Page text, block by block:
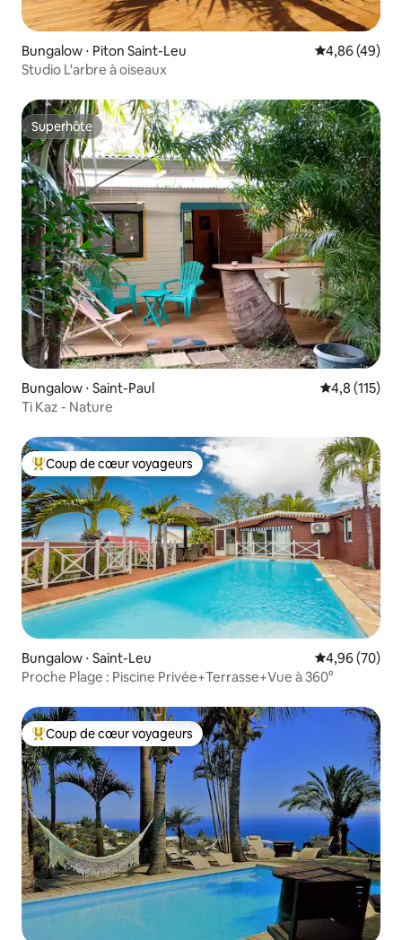
Bungalow ⋅ Piton Saint-Leu Évaluation
4,86 (49)
Studio L'arbre à oiseaux
Superhôte
Superhôte
Bungalow ⋅ Saint-Paul Évaluation
4,8 (115)
Ti Kaz - Nature
Coups de cœur voyageurs les plus appréciés
Coup de cœur voyageurs
Bungalow ⋅ Saint-Leu Évaluation
4,96 (70)
Proche Plage : Piscine Privée+Terrasse+Vue à 360°
Coups de cœur voyageurs les plus appréciés
Coup de cœur voyageurs